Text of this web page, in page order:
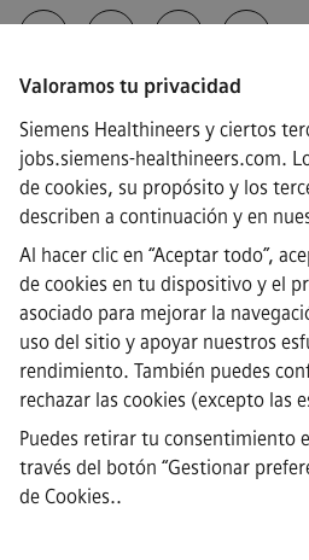
Valoramos tu privacidad
Siemens Healthineers y ciertos
jobs.siemens-healthineers.com.
de cookies, su propósito y los
describen a continuación y en
Al hacer clic en “Aceptar todo”,
de cookies en tu dispositivo y el
asociado para mejorar la
uso del sitio y apoyar nuestros
rendimiento. También puedes
rechazar las cookies (excepto las
Puedes retirar tu consentimiento
través del botón “Gestionar
de Cookies..
Siemens Healthineers AG © 2026
·
·
·
·
Nota importante